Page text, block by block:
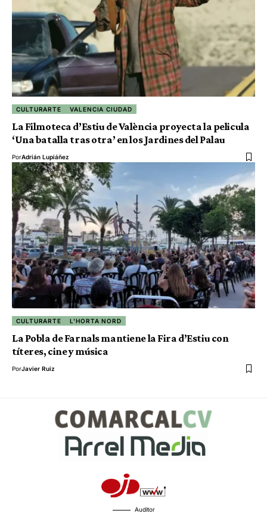
CULTURARTE VALENCIA CIUDAD
La Filmoteca d’Estiu de València proyecta la pelicula
‘Una batalla tras otra’ en los Jardines del Palau
PorAdrián Lupiáñez
CULTURARTE L'HORTA NORD
La Pobla de Farnals mantiene la Fira d’Estiu con
títeres, cine y música
PorJavier Ruiz
Auditor